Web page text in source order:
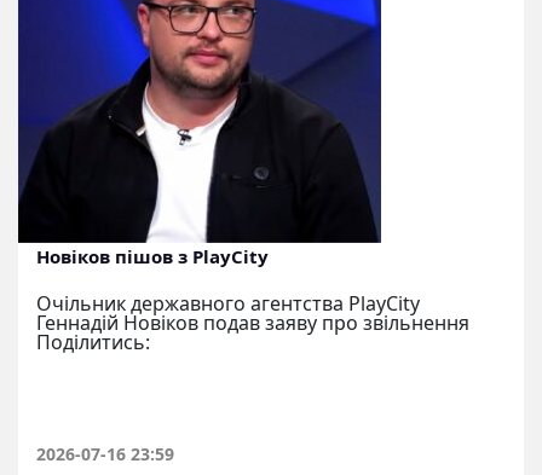
Новіков пішов з PlayCity
Очільник державного агентства PlayCity
Геннадій Новіков подав заяву про звільнення
Поділитись:
2026-07-16 23:59